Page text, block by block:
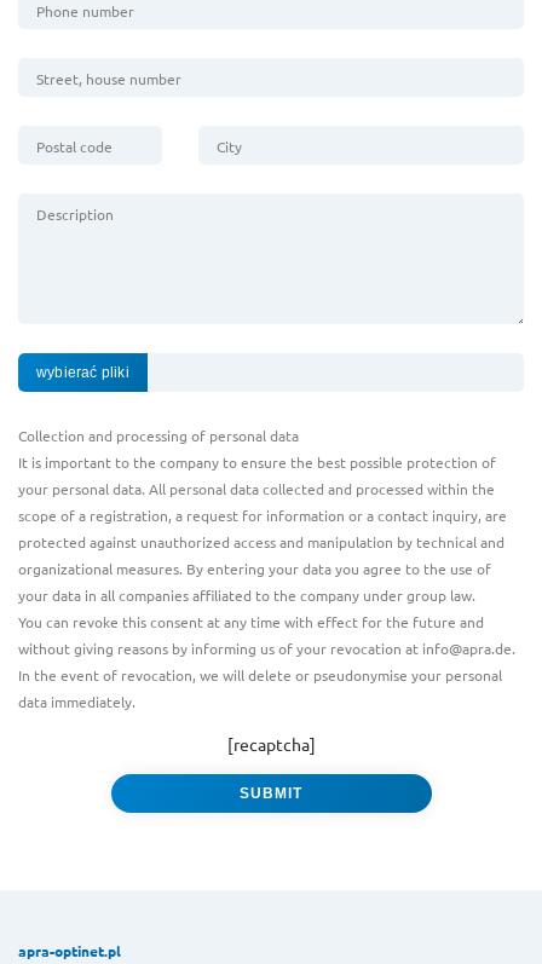
Phone number
Street, house number
Postal code City
Description
Collection and processing of personal data
It is important to the company to ensure the best possible protection of
your personal data. All personal data collected and processed within the
scope of a registration, a request for information or a contact inquiry, are
protected against unauthorized access and manipulation by technical and
organizational measures. By entering your data you agree to the use of
your data in all companies affiliated to the company under group law.
You can revoke this consent at any time with effect for the future and
without giving reasons by informing us of your revocation at info@apra.de.
In the event of revocation, we will delete or pseudonymise your personal
data immediately.
[recaptcha]
apra-optinet.pl